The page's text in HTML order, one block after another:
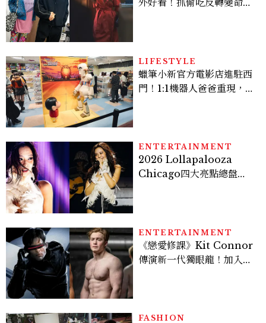
外好看！抓偷吃反轉變命
看點懶人包
LIFESTYLE
蠟筆小新官方電影店進駐西
門！1:1機器人爸爸重現，周
ENTERTAINMENT
2026 Lollapalooza
Chicago四大亮點總盤
ENTERTAINMENT
《戀愛修課》Kit Connor
傳演新一代獨眼龍！加入新
FASHION